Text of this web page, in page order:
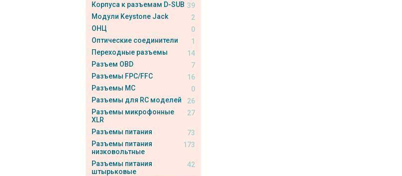
Корпуса к разъемам D-SUB 39
Модули Keystone Jack
2
ОНЦ
0
Оптические соединители
1
Переходные разъемы
14
Разъем OBD
7
Разъемы FPC/FFC
16
Разъемы MC
0
Разъемы для RC моделей
26
Разъемы микрофонные
XLR
27
Разъемы питания
73
Разъемы питания
низковольтные
173
Разъемы питания
штырьковые
42